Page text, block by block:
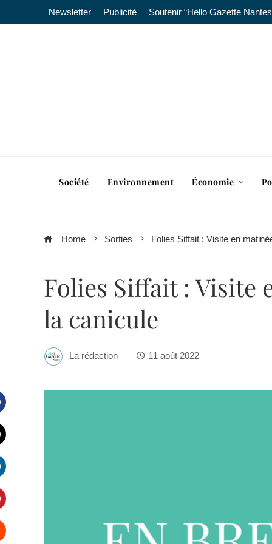
Newsletter Publicité Soutenir “Hello Gazette
Société Environnement Économie
Home Sorties Folies Siffait : Visite en
Folies Siffait : Visite
la canicule
La rédaction 11 août 2022